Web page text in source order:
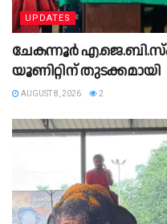
UPDATES
ചേകന്നൂർ
യൂണിറ്റിന് തുടക്കമായി
AUGUST 8, 2026 2